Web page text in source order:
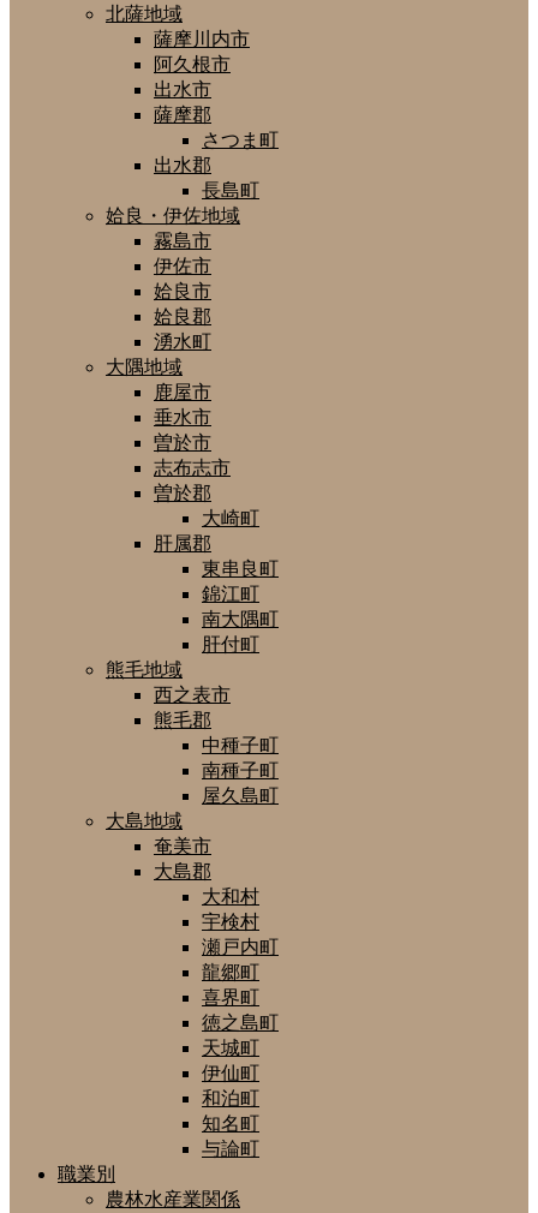
北薩地域
薩摩川内市
阿久根市
出水市
薩摩郡
さつま町
出水郡
長島町
姶良・伊佐地域
霧島市
伊佐市
姶良市
姶良郡
湧水町
大隅地域
鹿屋市
垂水市
曽於市
志布志市
曽於郡
大崎町
肝属郡
東串良町
錦江町
南大隅町
肝付町
熊毛地域
西之表市
熊毛郡
中種子町
南種子町
屋久島町
大島地域
奄美市
大島郡
大和村
宇検村
瀬戸内町
龍郷町
喜界町
徳之島町
天城町
伊仙町
和泊町
知名町
与論町
職業別
農林水産業関係